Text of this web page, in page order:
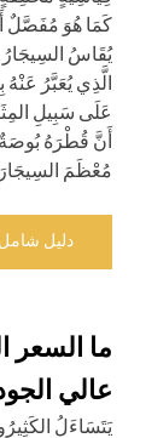
كَمَا هُوَ مُفَصَّلٌ
يُقَاسُ السِيجَارُ
عَلَى سَبِيلِ
أَنَّ قُطْرَهُ
مُعْظَمَ
دليل شامل
ما السعر
عالي
يَتَسَاءَلُ